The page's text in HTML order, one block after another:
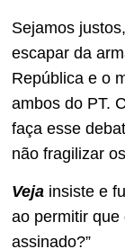
Sejamos
escapar da
República e o
ambos do PT.
faça esse
não fragilizar
Veja insiste e
ao permitir que
assinado?”